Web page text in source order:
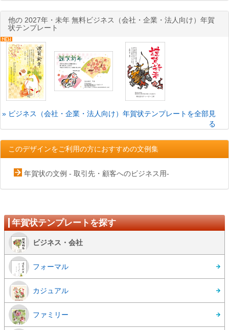
他の 2027年・未年 無料ビジネス（会社・企業・法人向け）年賀
状テンプレート
» ビジネス（会社・企業・法人向け）年賀状テンプレートを全部見
る
このデザインをご利用の方におすすめの文例集
年賀状の文例 - 取引先・顧客へのビジネス用-
年賀状テンプレートを探す
ビジネス・会社
フォーマル
カジュアル
ファミリー